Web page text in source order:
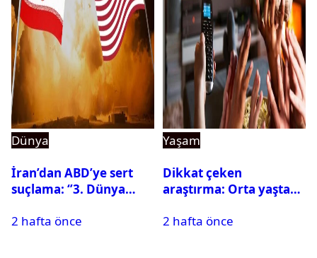
Dünya
İran’dan ABD’ye sert
suçlama: ‘’3. Dünya
silahları kullandılar’’
2 hafta önce
Yaşam
Dikkat çeken
araştırma: Orta yaşta
beyni küçültebilir
2 hafta önce